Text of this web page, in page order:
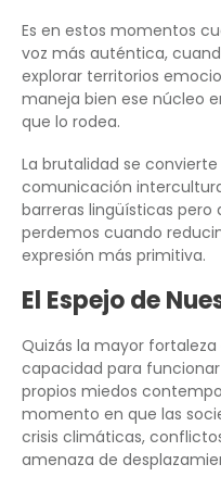
Es en estos momentos
voz más auténtica,
explorar territorios
maneja bien ese núcleo
que lo rodea.
La brutalidad se
comunicación
barreras lingüísticas
perdemos cuando
expresión más primitiva.
El Espejo de
Quizás la mayor fortaleza
capacidad para
propios miedos
momento en que las
crisis climáticas,
amenaza de